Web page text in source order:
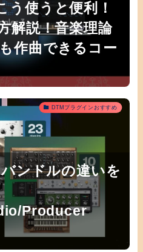
う使うと便利！
解説！音楽理論
作曲できるコー
DTMプラグインおすすめ
ンドルの違いを
Producer